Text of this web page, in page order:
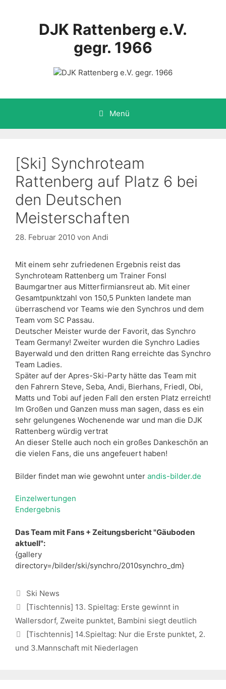
DJK Rattenberg e.V.
gegr. 1966
Menü
[Ski] Synchroteam
Rattenberg auf Platz 6 bei
den Deutschen
Meisterschaften
28. Februar 2010 von Andi
Mit einem sehr zufriedenen Ergebnis reist das
Synchroteam Rattenberg um Trainer Fonsl
Baumgartner aus Mitterfirmiansreut ab. Mit einer
Gesamtpunktzahl von 150,5 Punkten landete man
überraschend vor Teams wie den Synchros und dem
Team vom SC Passau.
Deutscher Meister wurde der Favorit, das Synchro
Team Germany! Zweiter wurden die Synchro Ladies
Bayerwald und den dritten Rang erreichte das Synchro
Team Ladies.
Später auf der Apres-Ski-Party hätte das Team mit
den Fahrern Steve, Seba, Andi, Bierhans, Friedl, Obi,
Matts und Tobi auf jeden Fall den ersten Platz erreicht!
Im Großen und Ganzen muss man sagen, dass es ein
sehr gelungenes Wochenende war und man die DJK
Rattenberg würdig vertrat
An dieser Stelle auch noch ein großes Dankeschön an
die vielen Fans, die uns angefeuert haben!
Bilder findet man wie gewohnt unter andis-bilder.de
Einzelwertungen
Endergebnis
Das Team mit Fans + Zeitungsbericht "Gäuboden
aktuell":
{gallery
directory=/bilder/ski/synchro/2010synchro_dm}
Kategorien
Ski News
[Tischtennis] 13. Spieltag: Erste gewinnt in
Wallersdorf, Zweite punktet, Bambini siegt deutlich
[Tischtennis] 14.Spieltag: Nur die Erste punktet, 2.
und 3.Mannschaft mit Niederlagen